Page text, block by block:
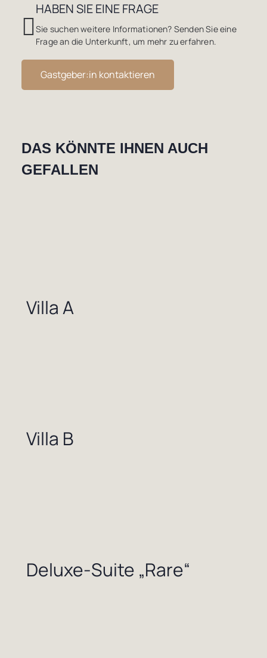
HABEN SIE EINE FRAGE
Sie suchen weitere Informationen? Senden Sie eine
Frage an die Unterkunft, um mehr zu erfahren.
Gastgeber:in kontaktieren
DAS KÖNNTE IHNEN AUCH
GEFALLEN
Villa A
Villa B
Deluxe-Suite „Rare“